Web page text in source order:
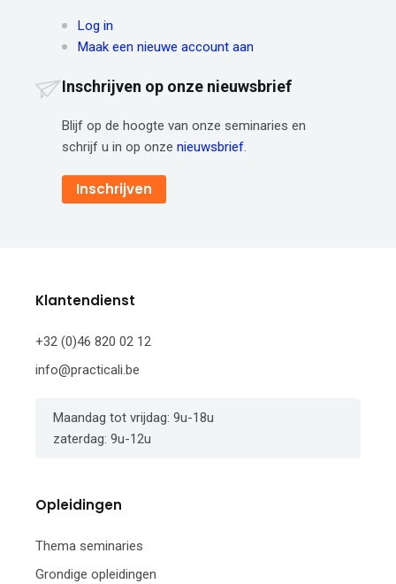
Log in
Maak een nieuwe account aan
Inschrijven op onze nieuwsbrief
Blijf op de hoogte van onze seminaries en
schrijf u in op onze nieuwsbrief.
Inschrijven
Opleidingen
Thema seminaries
Grondige opleidingen
Klantendienst
+32 (0)46 820 02 12
info@practicali.be
Maandag tot vrijdag: 9u-18u
zaterdag: 9u-12u